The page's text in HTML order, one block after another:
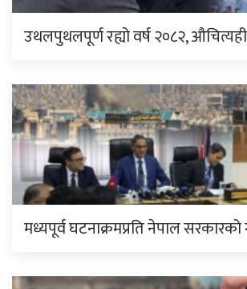
उथलपुथलपूर्ण रह्यो वर्ष २०८२,
मध्यपूर्व घटनाक्रमप्रति नेपाल सरकारको